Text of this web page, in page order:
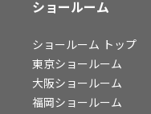
ショールーム
ショールーム トップ
東京ショールーム
大阪ショールーム
福岡ショールーム